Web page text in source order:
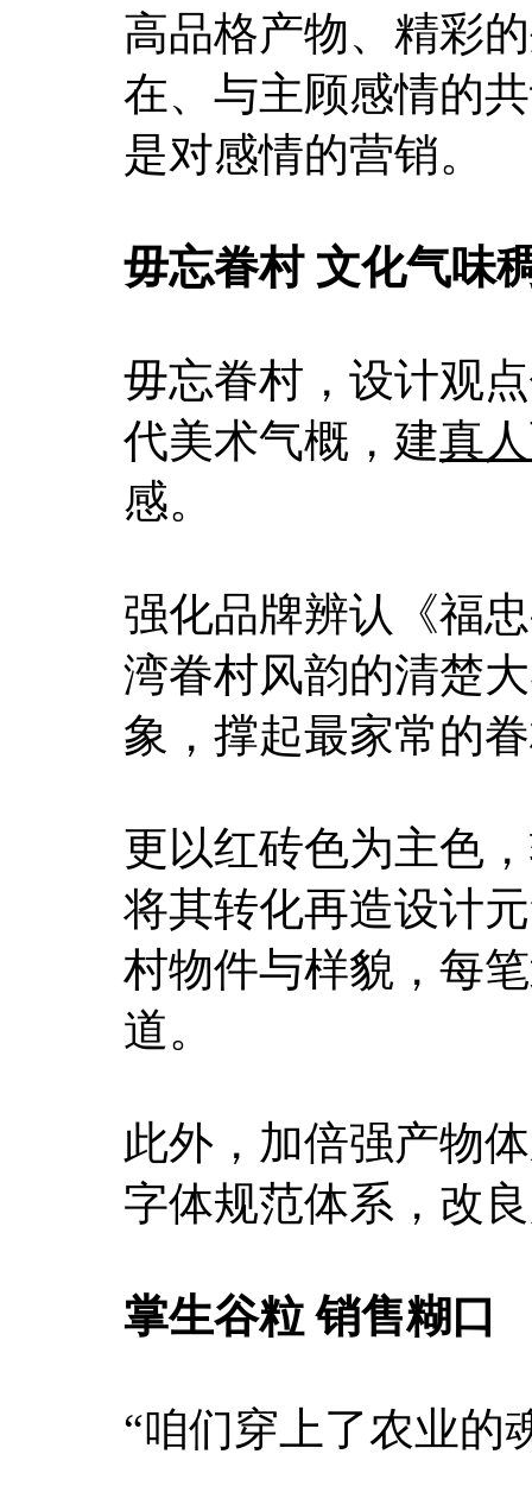
高品格产物、精彩
在、与主顾感情的
是对感情的营销。
毋忘眷村 文化气味
毋忘眷村，设计观
代美术气概，建真
感。
强化品牌辨认《福
湾眷村风韵的清楚
象，撑起最家常的
更以红砖色为主色
将其转化再造设计
村物件与样貌，每
道。
此外，加倍强产物
字体规范体系，改
掌生谷粒销售糊口
“咱们穿上了农业的